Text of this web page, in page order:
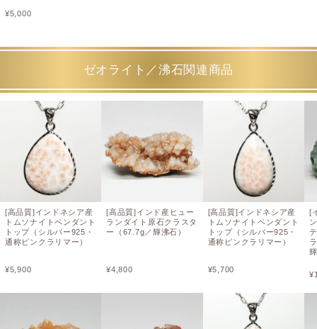
¥5,000
ゼオライト／沸石関連商品
[高品質]インドネシア産
トムソナイトペンダント
トップ（シルバー925・
通称ピンクラリマー）
¥5,900
[高品質]インド産ヒュー
ランダイト原石クラスタ
ー（67.7g／輝沸石）
¥4,800
[高品質]インドネシア産
トムソナイトペンダント
トップ（シルバー925・
通称ピンクラリマー）
¥5,700
[
¥